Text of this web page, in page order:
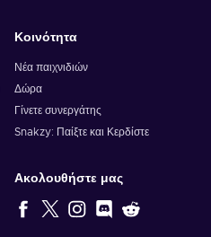
Κοινότητα
Νέα παιχνιδιών
Δώρα
Γίνετε συνεργάτης
Snakzy: Παίξτε και Κερδίστε
Ακολουθήστε μας